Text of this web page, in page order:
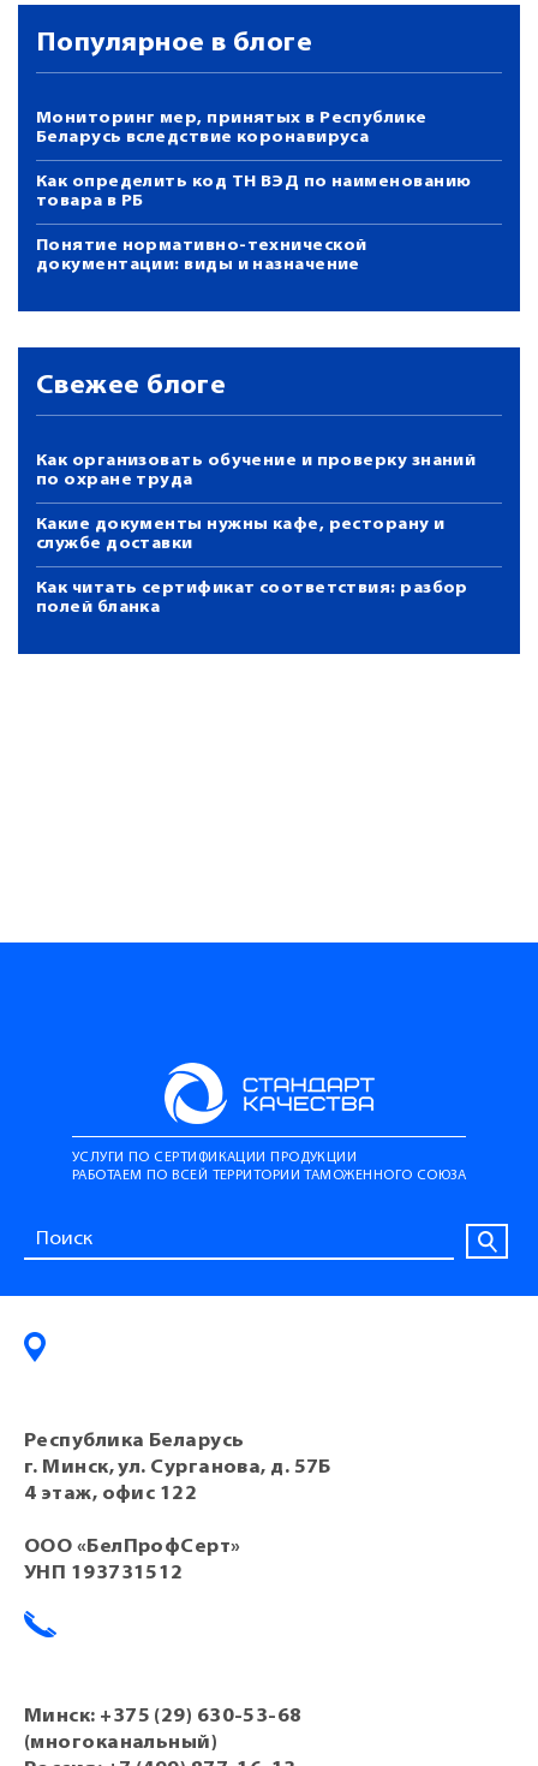
Популярное в блоге
Мониторинг мер, принятых в Республике
Беларусь вследствие коронавируса
Как определить код ТН ВЭД по наименованию
товара в РБ
Понятие нормативно-технической
документации: виды и назначение
Свежее блоге
Как организовать обучение и проверку знаний
по охране труда
Какие документы нужны кафе, ресторану и
службе доставки
Как читать сертификат соответствия: разбор
полей бланка
УСЛУГИ ПО СЕРТИФИКАЦИИ ПРОДУКЦИИ
РАБОТАЕМ ПО ВСЕЙ ТЕРРИТОРИИ ТАМОЖЕННОГО СОЮЗА
Республика Беларусь
г. Минск, ул. Сурганова, д. 57Б
4 этаж, офис 122
ООО «БелПрофСерт»
УНП 193731512
Минск: +375 (29) 630-53-68
(многоканальный)